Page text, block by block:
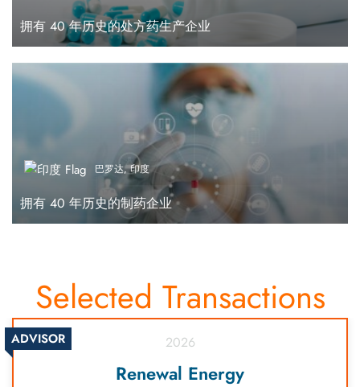
拥有 40 年历史的处方药生产企业
巴罗达, 印度
拥有 40 年历史的制药企业
Selected Transactions
Renewal Energy